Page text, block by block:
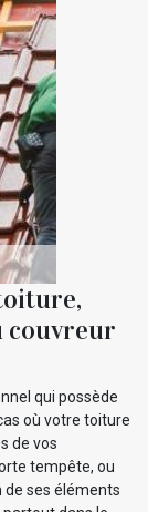
couvreur
qui possède
où votre toiture
de vos
tempête, ou
de ses éléments